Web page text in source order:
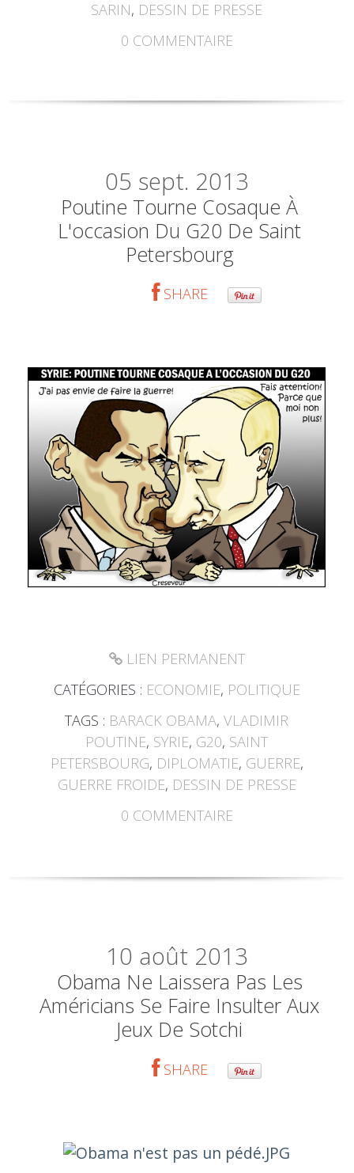
SARIN, DESSIN DE PRESSE
0 COMMENTAIRE
05 sept. 2013
Poutine Tourne Cosaque À
L'occasion Du G20 De Saint
Petersbourg
SHARE
LIEN PERMANENT
CATÉGORIES : ECONOMIE, POLITIQUE
TAGS : BARACK OBAMA,VLADIMIR
POUTINE, SYRIE, G20, SAINT
PETERSBOURG, DIPLOMATIE, GUERRE,
GUERRE FROIDE, DESSIN DE PRESSE
0 COMMENTAIRE
10 août 2013
Obama Ne Laissera Pas Les
Américians Se Faire Insulter Aux
Jeux De Sotchi
SHARE